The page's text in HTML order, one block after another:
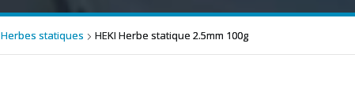
Herbes statiques HEKI Herbe statique 2.5mm 100g